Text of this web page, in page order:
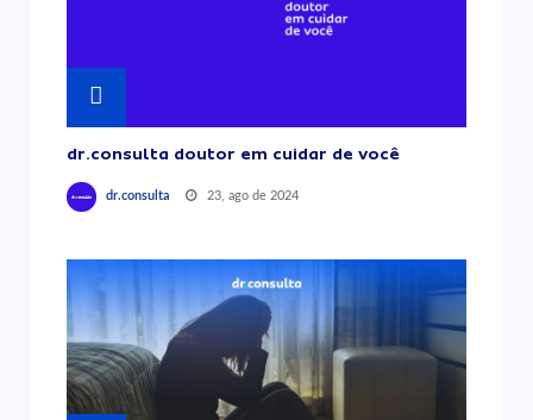
dr.consulta doutor em cuidar de você
dr.consulta 23, ago de 2024